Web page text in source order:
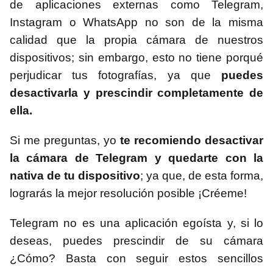
de aplicaciones externas como Telegram,
Instagram o WhatsApp no son de la misma
calidad que la propia cámara de nuestros
dispositivos; sin embargo, esto no tiene porqué
perjudicar tus fotografías, ya que puedes
desactivarla y prescindir completamente de
ella.
Si me preguntas, yo te recomiendo desactivar
la cámara de Telegram y quedarte con la
nativa de tu dispositivo; ya que, de esta forma,
lograrás la mejor resolución posible ¡Créeme!
Telegram no es una aplicación egoísta y, si lo
deseas, puedes prescindir de su cámara
¿Cómo? Basta con seguir estos sencillos